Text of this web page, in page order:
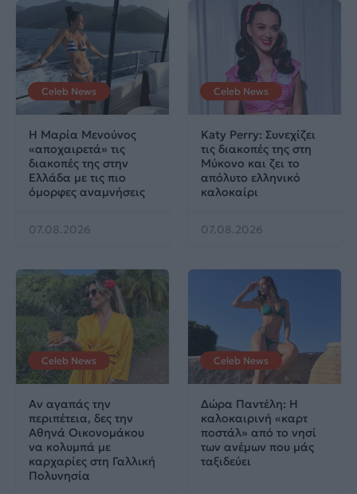
Celeb News
Η Μαρία Μενούνος
«αποχαιρετά» τις
διακοπές της στην
Ελλάδα με τις πιο
όμορφες αναμνήσεις
07.08.2026
Celeb News
Katy Perry: Συνεχίζει
τις διακοπές της στη
Μύκονο και ζει το
απόλυτο ελληνικό
καλοκαίρι
07.08.2026
Celeb News
Αν αγαπάς την
περιπέτεια, δες την
Αθηνά Οικονομάκου
να κολυμπά με
καρχαρίες στη Γαλλική
Πολυνησία
Celeb News
Δώρα Παντέλη: Η
καλοκαιρινή «καρτ
ποστάλ» από το νησί
των ανέμων που μάς
ταξιδεύει